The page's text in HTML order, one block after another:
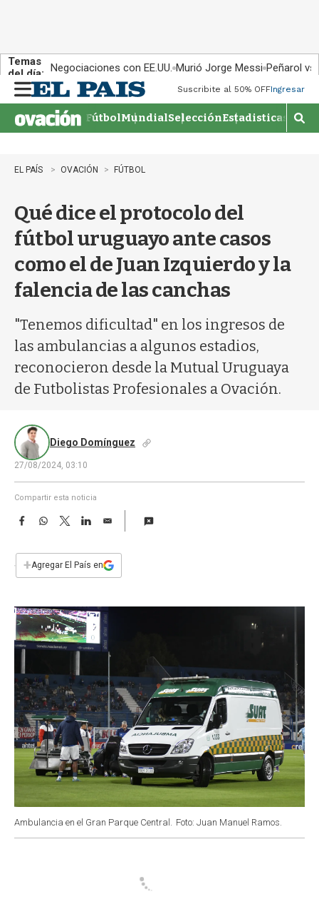
Temas
del día: Negociaciones con EE.UU. Murió Jorge Messi Peñarol
n
u
Suscribite al 50% OFFIngresar
FútbolMundialSelecciónEstadisticas
M
o
EL PAÍS OVACIÓN FÚTBOL
Qué dice el protocolo del
fútbol uruguayo ante casos
como el de Juan Izquierdo y la
falencia de las canchas
"Tenemos dificultad" en los ingresos de
las ambulancias a algunos estadios,
reconocieron desde la Mutual Uruguaya
de Futbolistas Profesionales a Ovación.
Diego Domínguez
27/08/2024, 03:10
Compartir esta noticia
F
e
b
k
W
s
p
T
w
t
L
n
E
i
l
+Agregar El País en
Ambulancia en el Gran Parque Central. Foto: Juan Manuel Ramos.